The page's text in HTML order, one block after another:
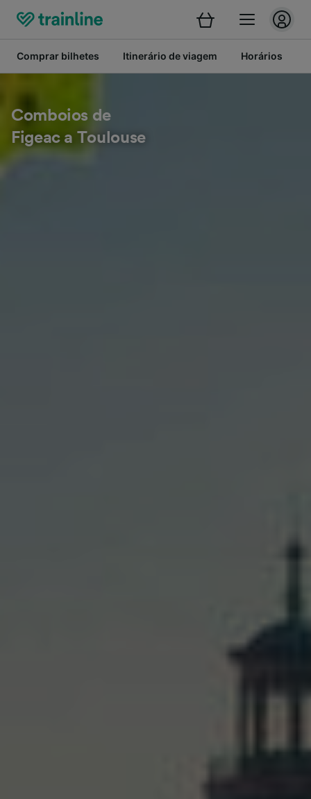
Comprar bilhetes Itinerário de viagem Horários
Comboios de
Figeac a Toulouse